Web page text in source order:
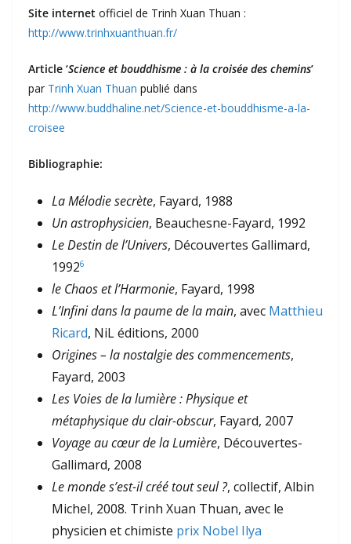
Site internet officiel de Trinh Xuan Thuan :
http://www.trinhxuanthuan.fr/
Article ‘Science et bouddhisme : à la croisée des chemins’
par Trinh Xuan Thuan publié dans
http://www.buddhaline.net/Science-et-bouddhisme-a-la-
croisee
Bibliographie:
La Mélodie secrète, Fayard, 1988
Un astrophysicien, Beauchesne-Fayard, 1992
Le Destin de l’Univers, Découvertes Gallimard,
19926
le Chaos et l’Harmonie, Fayard, 1998
L’Infini dans la paume de la main, avec Matthieu
Ricard, NiL éditions, 2000
Origines – la nostalgie des commencements,
Fayard, 2003
Les Voies de la lumière : Physique et
métaphysique du clair-obscur, Fayard, 2007
Voyage au cœur de la Lumière, Découvertes-
Gallimard, 2008
Le monde s’est-il créé tout seul ?, collectif, Albin
Michel, 2008. Trinh Xuan Thuan, avec le
physicien et chimiste prix Nobel Ilya